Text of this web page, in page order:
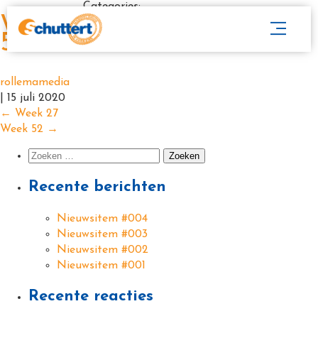
Week
51
rollemamedia
15 juli 2020
Categories:
← Week 27
Week 52 →
Recente berichten
Nieuwsitem #004
Nieuwsitem #003
Nieuwsitem #002
Nieuwsitem #001
Recente reacties